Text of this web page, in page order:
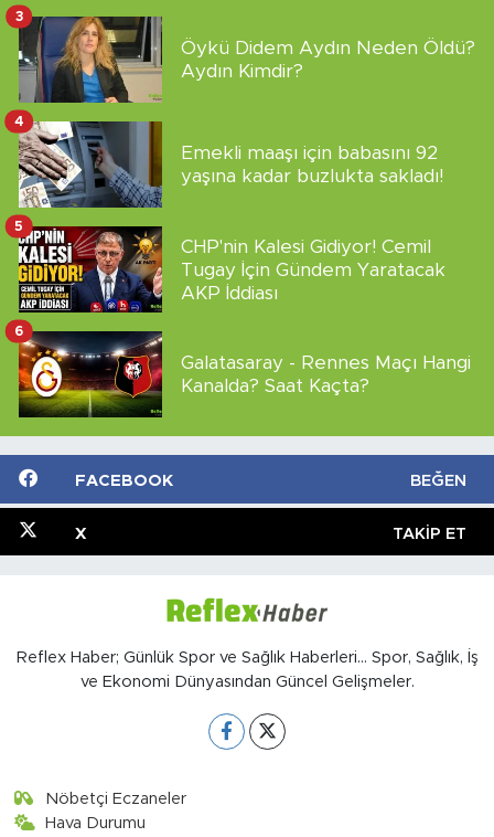
Öykü Didem Aydın Neden Öldü?
Aydın Kimdir?
3
Emekli maaşı için babasını 92
yaşına kadar buzlukta sakladı!
4
CHP'nin Kalesi Gidiyor! Cemil
Tugay İçin Gündem Yaratacak
AKP İddiası
5
Galatasaray - Rennes Maçı Hangi
Kanalda? Saat Kaçta?
6
FACEBOOK BEĞEN
X TAKIP ET
Reflex Haber; Günlük Spor ve Sağlık Haberleri... Spor, Sağlık, İş
ve Ekonomi Dünyasından Güncel Gelişmeler.
Nöbetçi Eczaneler
Hava Durumu